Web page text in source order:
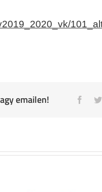
emailen!